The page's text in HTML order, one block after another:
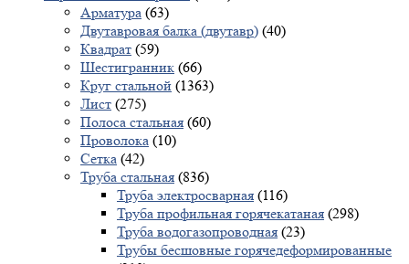
Арматура (63)
Двутавровая балка (двутавр) (40)
Квадрат (59)
Шестигранник (66)
Круг стальной (1363)
Лист (275)
Полоса стальная (60)
Проволока (10)
Сетка (42)
Труба стальная (836)
Труба электросварная (116)
Труба профильная горячекатаная (298)
Труба водогазопроводная (23)
Трубы бесшовные горячедеформированные